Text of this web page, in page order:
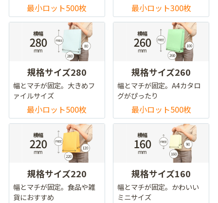
最小ロット500枚 最小ロット300枚
規格サイズ280
幅とマチが固定。大きめフ
ァイルサイズ
最小ロット500枚
規格サイズ260
幅とマチが固定。A4カタロ
グがぴったり
最小ロット500枚
規格サイズ220
幅とマチが固定。食品や雑
貨におすすめ
規格サイズ160
幅とマチが固定。かわいい
ミニサイズ